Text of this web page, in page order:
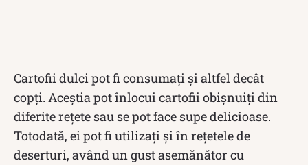
Cartofii dulci pot fi consumați și altfel decât
copți. Aceștia pot înlocui cartofii obișnuiți din
diferite rețete sau se pot face supe delicioase.
Totodată, ei pot fi utilizați și în rețetele de
deserturi, având un gust asemănător cu